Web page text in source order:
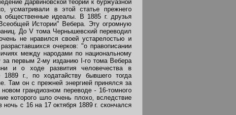
Дарвиновской теории к буржуазной
усматривали в этой статье прежнего
общественные идеалы. В 1885 г. друзья
Истории" Вебера. Эту огромную
До V тома Чернышевский переводил
не нравился своей устарелостью и
очерков: "о правописании
между народами по национальному
за первым 2-му изданию I-го тома Вебера
и о ходе развития человечества в
г., по ходатайству бывшего тогда
Там он с прежней энергией принялся за
грандиозном переводе - 16-томного
которого шло очень плохо, вследствие
с 16 на 17 октября 1889 г. скончался